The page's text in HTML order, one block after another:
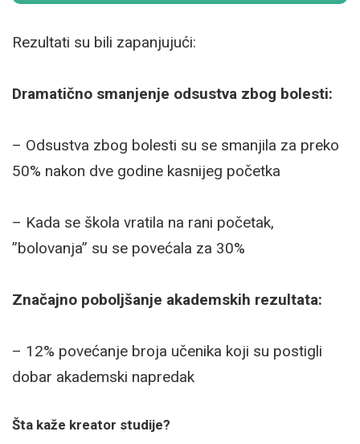
Rezultati su bili zapanjujući:
Dramatično smanjenje odsustva zbog bolesti:
– Odsustva zbog bolesti su se smanjila za preko
50% nakon dve godine kasnijeg početka
– Kada se škola vratila na rani početak,
”bolovanja” su se povećala za 30%
Značajno poboljšanje akademskih rezultata:
– 12% povećanje broja učenika koji su postigli
dobar akademski napredak
Šta kaže kreator studije?